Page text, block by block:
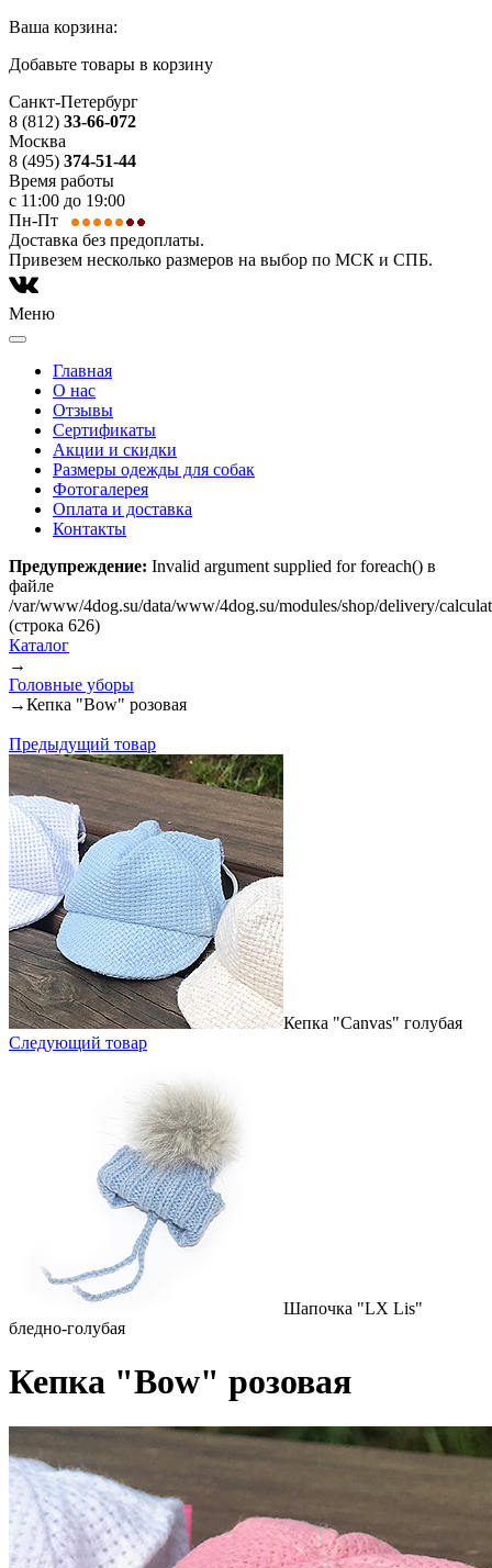
Ваша корзина:
Добавьте товары в корзину
Санкт-Петербург
8 (812) 33-66-072
Москва
8 (495) 374-51-44
Время работы
с 11:00 до 19:00
Пн-Пт
Доставка без предоплаты.
Привезем несколько размеров на выбор по МСК и СПБ.
Меню
Главная
О нас
Отзывы
Сертификаты
Акции и скидки
Размеры одежды для собак
Фотогалерея
Оплата и доставка
Контакты
Предупреждение: Invalid argument supplied for foreach() в
файле
/var/www/4dog.su/data/www/4dog.su/modules/shop/delivery/
(строка 626)
Каталог
→
Головные уборы
→Кепка "Bow" розовая
Предыдущий товар
Кепка "Canvas" голубая
Следующий товар
Шапочка "LX Lis"
бледно-голубая
Кепка "Bow" розовая